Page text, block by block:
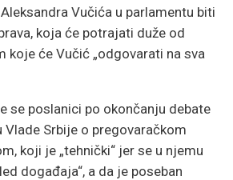
Vučića u parlamentu biti
koja će potrajati duže od
koje će Vučić „odgovarati na sva
se poslanici po okončanju debate
Srbije o pregovaračkom
koji je „tehnički“ jer se u njemu
događaja“, a da je poseban